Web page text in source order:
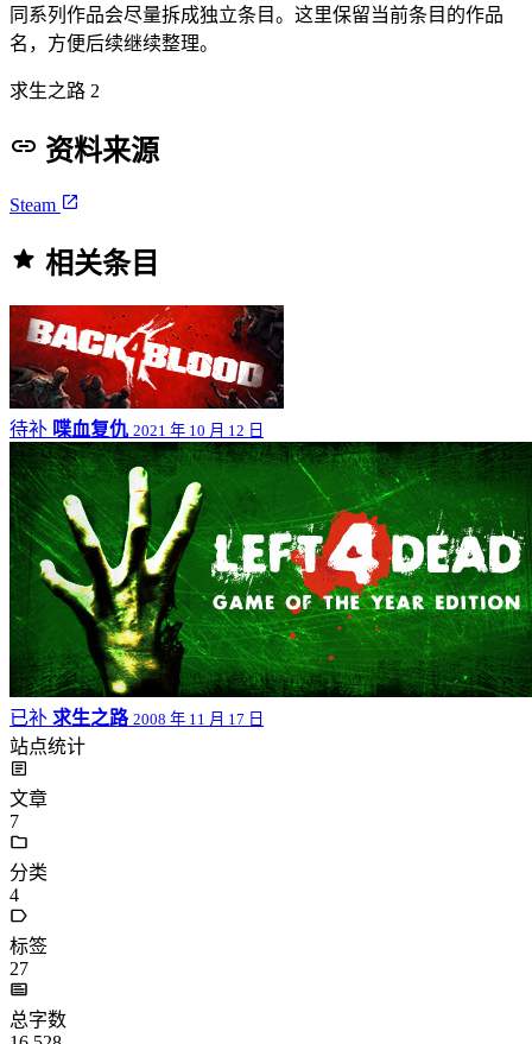
同系列作品会尽量拆成独立条目。这里保留当前条目的作品
名，方便后续继续整理。
求生之路 2
资料来源
Steam
相关条目
待补 喋血复仇 2021 年 10 月 12 日
已补 求生之路 2008 年 11 月 17 日
站点统计
文章
7
分类
4
标签
27
总字数